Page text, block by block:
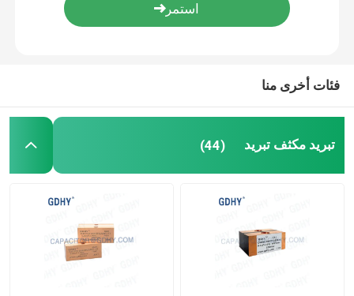
مكثف غشاء البولي بروبلين CBB
مكثف قوة الفيلم
مكثف تبريد المياه
فئات أخرى منا
تبريد مكثف تبريد (44)